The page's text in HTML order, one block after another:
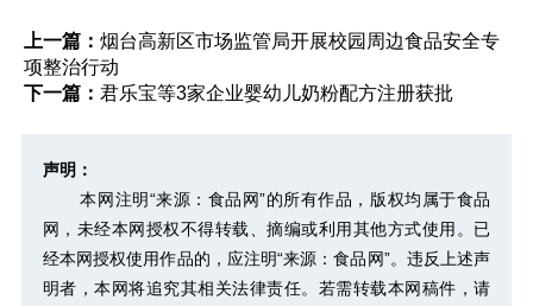
上一篇： 烟台高新区市场监管局开展校园周边食品安全专
项整治行动
下一篇： 君乐宝等3家企业婴幼儿奶粉配方注册获批
声明：
本网注明“来源：食品网”的所有作品，版权均属于食品
网，未经本网授权不得转载、摘编或利用其他方式使用。已
经本网授权使用作品的，应注明“来源：食品网”。违反上述声
明者，本网将追究其相关法律责任。若需转载本网稿件，请